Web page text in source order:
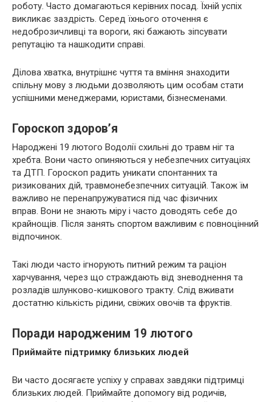
роботу. Часто домагаються керівних посад. Їхній успіх
викликає заздрість. Серед їхнього оточення є
недоброзичливці та вороги, які бажають зіпсувати
репутацію та нашкодити справі.
Ділова хватка, внутрішнє чуття та вміння знаходити
спільну мову з людьми дозволяють цим особам стати
успішними менеджерами, юристами, бізнесменами.
Гороскоп здоров’я
Народжені 19 лютого Водолії схильні до травм ніг та
хребта. Вони часто опиняються у небезпечних ситуаціях
та ДТП. Гороскоп радить уникати спонтанних та
ризикованих дій, травмонебезпечних ситуацій. Також їм
важливо не перенапружуватися під час фізичних
вправ. Вони не знають міру і часто доводять себе до
крайнощів. Після занять спортом важливим є повноцінний
відпочинок.
Такі люди часто ігнорують питний режим та раціон
харчування, через що страждають від зневоднення та
розладів шлунково-кишкового тракту. Слід вживати
достатню кількість рідини, свіжих овочів та фруктів.
Поради народженим 19 лютого
Приймайте підтримку близьких людей
Ви часто досягаєте успіху у справах завдяки підтримці
близьких людей. Приймайте допомогу від родичів,